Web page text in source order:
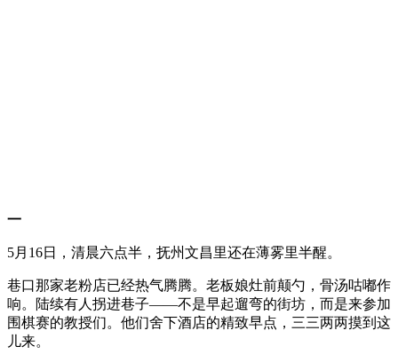
一
5月16日，清晨六点半，抚州文昌里还在薄雾里半醒。
巷口那家老粉店已经热气腾腾。老板娘灶前颠勺，骨汤咕嘟作
响。陆续有人拐进巷子——不是早起遛弯的街坊，而是来参加
围棋赛的教授们。他们舍下酒店的精致早点，三三两两摸到这
儿来。